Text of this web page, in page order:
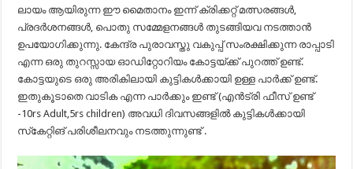
ലായം ആയിരുന്ന ഈ മൈതാനം ഇന്ന് ക്രിക്കറ്റ് മത്സരങ്ങൾ,
പ്രദർശനങ്ങൾ, പൊതു സമ്മേളനങ്ങൾ തുടങ്ങിയവ നടത്താൻ
ഉപയോഗിക്കുന്നു. കേന്ദ്ര പുരാവസ്തു വകുപ്പ് സംരക്ഷിക്കുന്ന രാപ്പാടി
എന്ന ഒരു തുറസ്സായ ഓഡിറ്റോറിയം കോട്ടയ്ക്ക് പുറത്ത് ഉണ്ട്.
കോട്ടയുടെ ഒരു അരികിലായി കുട്ടികൾക്കായി ഉള്ള പാർക്ക് ഉണ്ട്.
ഇതുകൂടാതെ വാടിക എന്ന പാർക്കും ഇണ്ട് (എൻട്രി ഫീസ് ഉണ്ട്‌
-10rs Adult,5rs children) അവധി ദിവസങ്ങളിൽ കുട്ടികൾക്കായി
സ്‌കേറ്റിങ് പരിശീലനവും നടത്തുന്നുണ്ട് .